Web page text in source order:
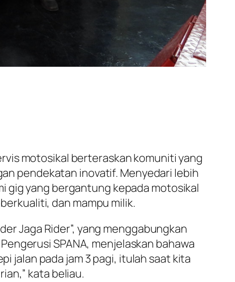
motosikal berteraskan komuniti yang
pendekatan inovatif. Menyedari lebih
gig yang bergantung kepada motosikal
dan mampu milik.
Jaga Rider”, yang menggabungkan
SPANA, menjelaskan bahawa
jalan pada jam 3 pagi, itulah saat kita
kata beliau.